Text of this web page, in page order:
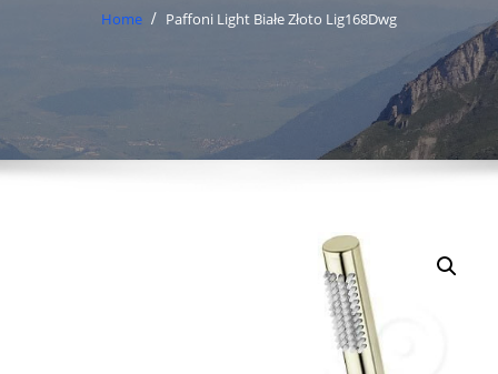
Home Paffoni Light Białe Złoto Lig168Dwg